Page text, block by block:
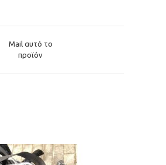
Mail αυτό το
προϊόν